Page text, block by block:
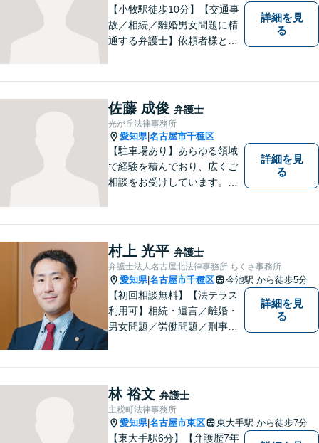
談ください。
【小牧駅徒歩10分】【交通事
故／相続／離婚男女問題に精
通する弁護士】依頼者様との
分かりやすい説明を心がけま
す。お気軽にご相談くださ
い！
詳細を見
る
佐藤 成俊 弁護士
光が丘法律事務所
愛知県|名古屋市千種区
【駐車場あり】あらゆる領域
で経験を積んでおり、広くご
相談をお受けしています。ご
ブル解決に対応いたします。
詳細を見
る
村上 光平 弁護士
弁護士法人名古屋北法律事務所 ちくさ事務所
愛知県|名古屋市千種区 今池駅 から徒歩5分
【初回相談無料】【法テラス
利用可】相続・遺言／離婚・
男女問題／労働問題／刑事事
ご提供。小さなお困り事でも
構いません【夜間・休日面
談】【完全個室】【今池駅3
分】
詳細を見
る
林 裕文 弁護士
主税町法律事務所
愛知県|名古屋市東区 東大手駅 から徒歩7分
【東大手駅6分】【弁護歴7年